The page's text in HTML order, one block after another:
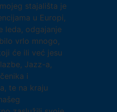
stajališta je
u Europi,
leda, odgajanje
vrlo mnogo,
će ili već jesu
Jazz-a,
i
te na kraju